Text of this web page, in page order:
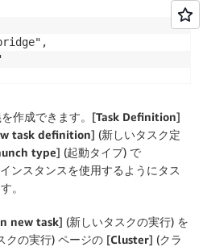
作成できます。[Task Definition]
task definition] (新しいタスク定
type] (起動タイプ) で
ンスタンスを使用するようにタス
。
new task] (新しいタスクの実行) を
クの実行) ページの [Cluster] (クラ